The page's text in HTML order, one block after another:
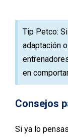
Tip Petco:
adaptación
en
Consejos
Si ya lo